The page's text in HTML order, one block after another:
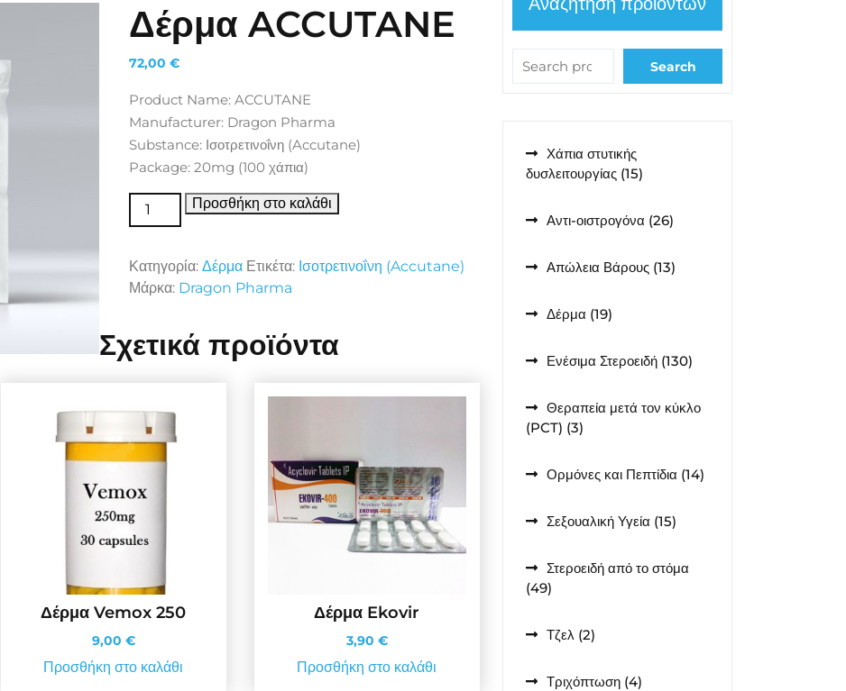
Δέρμα ACCUTANE
72,00 €
Product Name: ACCUTANE
Manufacturer: Dragon Pharma
Substance: Ισοτρετινοΐνη (Accutane)
Package: 20mg (100 χάπια)
Δέρμα ACCUTANE ποσότητα
Προσθήκη στο καλάθι
Κατηγορία: Δέρμα Ετικέτα: Ισοτρετινοΐνη (Accutane)
Μάρκα: Dragon Pharma
Σχετικά προϊόντα
Δέρμα Vemox 250
9,00 €
Προσθήκη στο καλάθι
Δέρμα Ekovir
3,90 €
Προσθήκη στο καλάθι
Search
Χάπια στυτικής
δυσλειτουργίας 1515
Αντι-οιστρογόνα 2626
Απώλεια Βάρους 1313
Δέρμα 1919
Ενέσιμα Στεροειδή 130130
Θεραπεία μετά τον κύκλο
(PCT) 33
Ορμόνες και Πεπτίδια 1414
Σεξουαλική Υγεία 1515
Στεροειδή από το στόμα
4949
Τζελ 22
Τριχόπτωση 44